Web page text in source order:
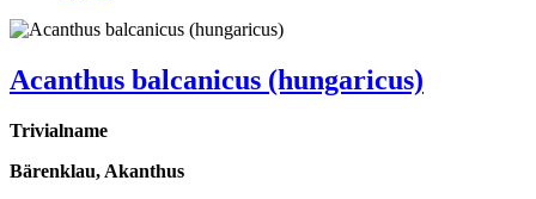
Acanthus balcanicus (hungaricus)
Trivialname
Bärenklau, Akanthus